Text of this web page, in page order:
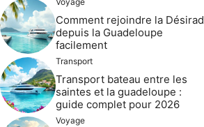
Comment rejoindre la
depuis la Guadeloupe
facilement
Transport
Transport bateau entre les
saintes et la guadeloupe :
guide complet pour 2026
Voyage